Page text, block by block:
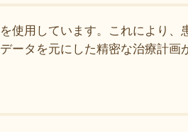
使用しています。これにより、
ータを元にした精密な治療計画